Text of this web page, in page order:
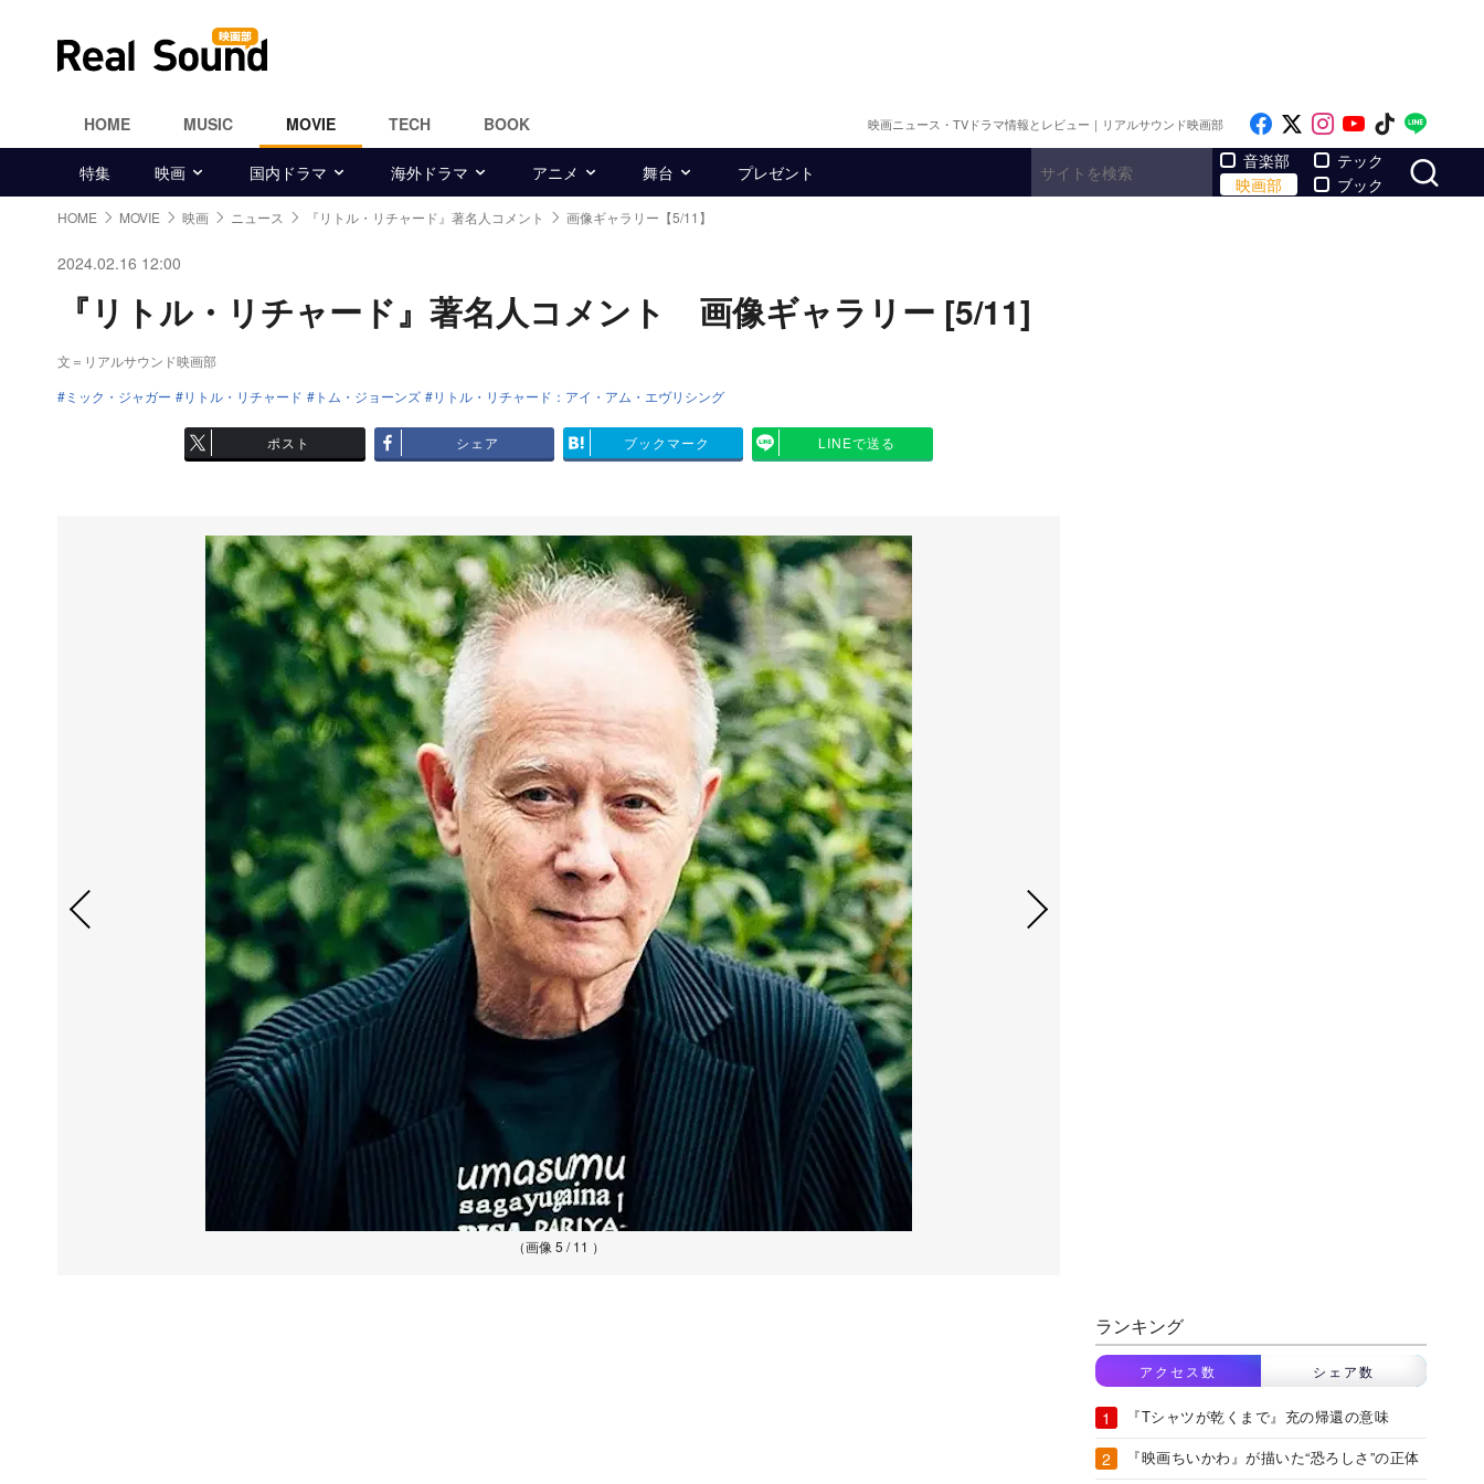
HOME MUSIC MOVIE TECH BOOK 映画ニュース・TVドラマ情報とレビュー｜リアルサウンド映画部 Like on Facebook
Follow on x
Follow on
Follow on
Follow
特集 映画 国内ドラマ 海外ドラマ アニメ 舞台 プレゼント
音楽部
映画部
テック
ブック
HOME MOVIE 映画 ニュース 『リトル・リチャード』著名人コメント 画像ギャラリー【5/11】
2024.02.16 12:00
『リトル・リチャード』著名人コメント 画像ギャラリー [5/11]
文＝リアルサウンド映画部
ミック・ジャガー
リトル・リチャード トム・ジョーンズ リトル・リチャード：アイ・アム・エヴリシング
ポスト シェア ブックマーク LINEで送る
（画像 5 / 11 ）
ランキング
アクセス数 シェア数
『Tシャツが乾くまで』充の帰還の意味
『映画ちいかわ』が描いた“恐ろしさ”の正体